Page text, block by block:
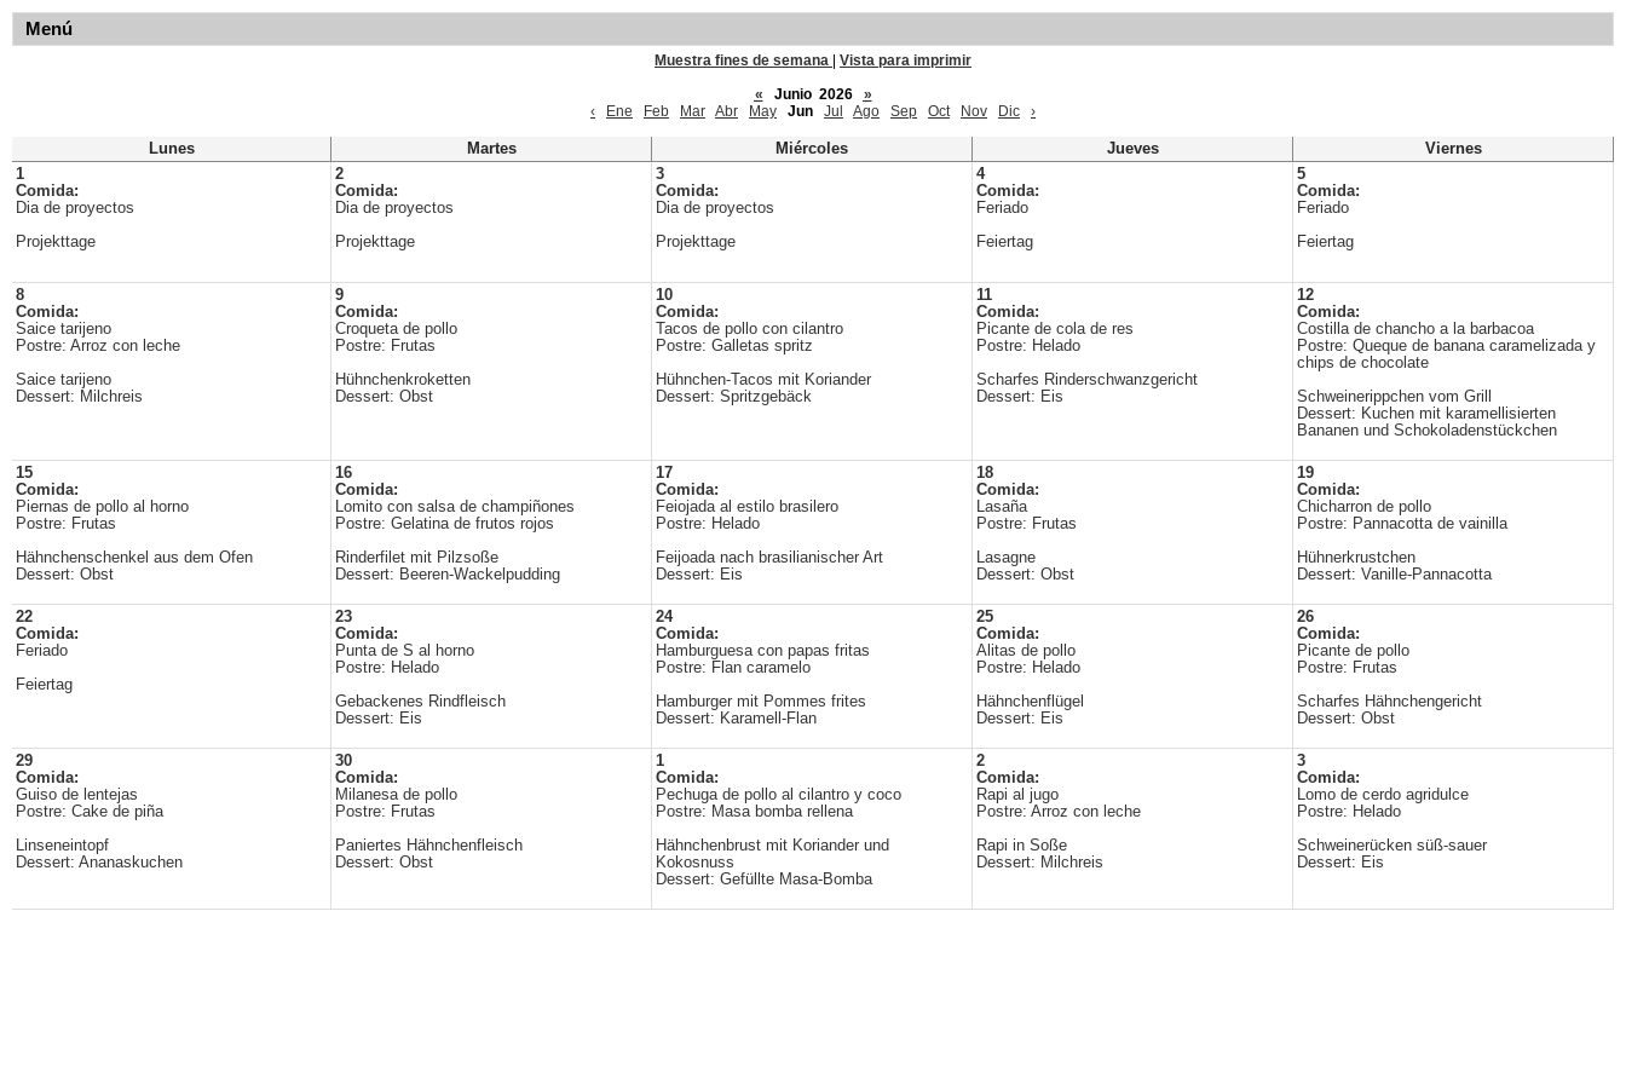
Menú
Muestra fines de semana
Vista para imprimir
«
Junio 2026
»
‹
Ene Feb Mar Abr May Jun Jul Ago Sep Oct Nov Dic ›
Lunes Martes Miércoles Jueves
Viernes
1
Comida:
Dia de proyectos
Projekttage
2
Comida:
Dia de proyectos
Projekttage
3
Comida:
Dia de proyectos
Projekttage
4
Comida:
Feriado
Feiertag
5
Comida:
Feriado
Feiertag
8
Comida:
Saice tarijeno
Postre: Arroz con leche
Saice tarijeno
Dessert: Milchreis
9
Comida:
Croqueta de pollo
Postre: Frutas
Hühnchenkroketten
Dessert: Obst
10
Comida:
Tacos de pollo con cilantro
Postre: Galletas spritz
Hühnchen-Tacos mit Koriander
Dessert: Spritzgebäck
11
Comida:
Picante de cola de res
Postre: Helado
Scharfes Rinderschwanzgericht
Dessert: Eis
12
Comida:
Costilla de chancho a la barbacoa
Postre: Queque de banana caramelizada y
chips de chocolate
Schweinerippchen vom Grill
Dessert: Kuchen mit karamellisierten
Bananen und Schokoladenstückchen
15
Comida:
Piernas de pollo al horno
Postre: Frutas
Hähnchenschenkel aus dem Ofen
Dessert: Obst
16
Comida:
Lomito con salsa de champiñones
Postre: Gelatina de frutos rojos
Rinderfilet mit Pilzsoße
Dessert: Beeren-Wackelpudding
17
Comida:
Feiojada al estilo brasilero
Postre: Helado
Feijoada nach brasilianischer Art
Dessert: Eis
18
Comida:
Lasaña
Postre: Frutas
Lasagne
Dessert: Obst
19
Comida:
Chicharron de pollo
Postre: Pannacotta de vainilla
Hühnerkrustchen
Dessert: Vanille-Pannacotta
22
Comida:
Feriado
Feiertag
23
Comida:
Punta de S al horno
Postre: Helado
Gebackenes Rindfleisch
Dessert: Eis
24
Comida:
Hamburguesa con papas fritas
Postre: Flan caramelo
Hamburger mit Pommes frites
Dessert: Karamell-Flan
25
Comida:
Alitas de pollo
Postre: Helado
Hähnchenflügel
Dessert: Eis
26
Comida:
Picante de pollo
Postre: Frutas
Scharfes Hähnchengericht
Dessert: Obst
29
Comida:
Guiso de lentejas
Postre: Cake de piña
Linseneintopf
Dessert: Ananaskuchen
30
Comida:
Milanesa de pollo
Postre: Frutas
Paniertes Hähnchenfleisch
Dessert: Obst
1
Comida:
Pechuga de pollo al cilantro y coco
Postre: Masa bomba rellena
Hähnchenbrust mit Koriander und
Kokosnuss
Dessert: Gefüllte Masa-Bomba
2
Comida:
Rapi al jugo
Postre: Arroz con leche
Rapi in Soße
Dessert: Milchreis
3
Comida:
Lomo de cerdo agridulce
Postre: Helado
Schweinerücken süß-sauer
Dessert: Eis